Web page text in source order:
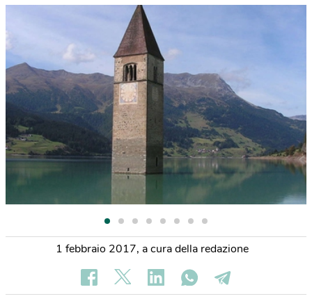
1 febbraio 2017, a cura della redazione